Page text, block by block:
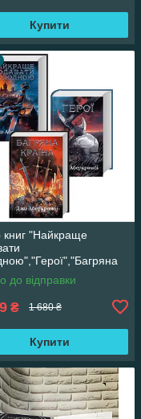
Купити
книг "Найкраще
Джо Аберкромбі
до відправки
₴ 1 680 ₴
Купити